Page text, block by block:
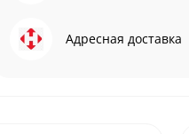
Адресная доставка